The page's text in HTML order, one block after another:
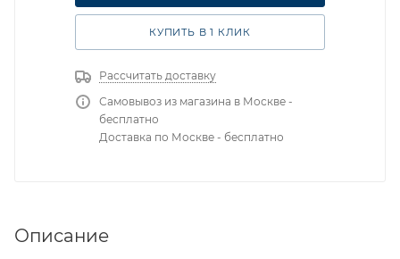
КУПИТЬ В 1 КЛИК
Рассчитать доставку
Самовывоз из магазина в Москве -
бесплатно
Доставка по Москве - бесплатно
Описание